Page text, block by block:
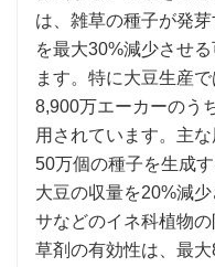
は、雑草の種子が発
を最大30%減少させ
ます。特に大豆生産
8,900万エーカーのう
用されています。主
50万個の種子を生成
大豆の収量を20%減
サなどのイネ科植物
草剤の有効性は、最